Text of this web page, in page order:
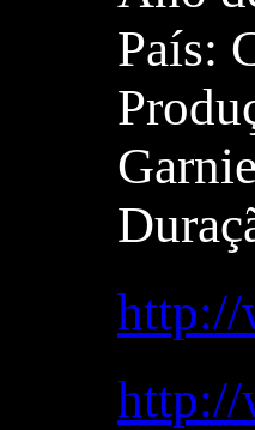
País:
http://
http://